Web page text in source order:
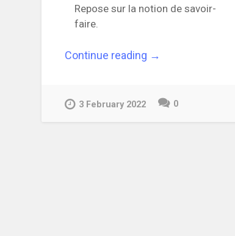
Repose sur la notion de savoir-
faire.
Continue reading “Labels
Quelles
→
3 February 2022 0